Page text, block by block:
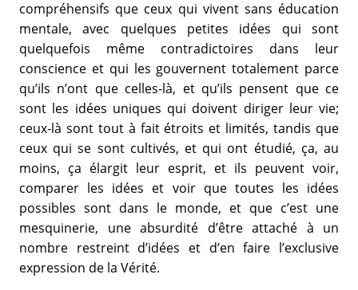
compréhensifs que ceux qui vivent sans éducation
mentale, avec quelques petites idées qui sont
quelquefois même contradictoires dans leur
conscience et qui les gouvernent totalement parce
qu’ils n’ont que celles-là, et qu’ils pensent que ce
sont les idées uniques qui doivent diriger leur vie;
ceux-là sont tout à fait étroits et limités, tandis que
ceux qui se sont cultivés, et qui ont étudié, ça, au
moins, ça élargit leur esprit, et ils peuvent voir,
comparer les idées et voir que toutes les idées
possibles sont dans le monde, et que c’est une
mesquinerie, une absurdité d’être attaché à un
nombre restreint d’idées et d’en faire l’exclusive
expression de la Vérité.